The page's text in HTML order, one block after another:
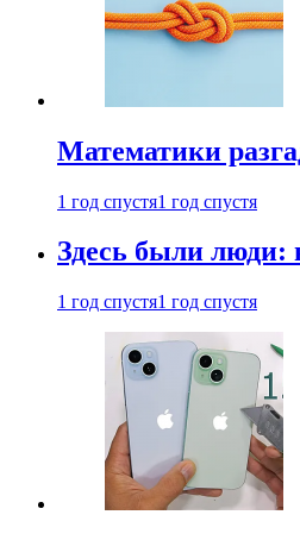
Математики
1 год спустя1 год спустя
Здесь были люди:
1 год спустя1 год спустя